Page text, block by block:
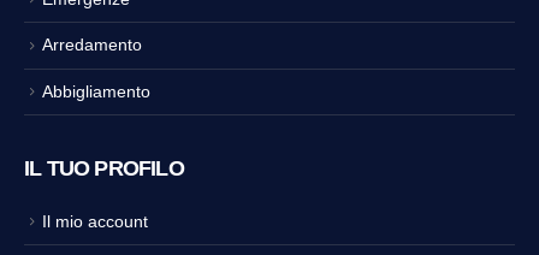
Arredamento
Abbigliamento
IL TUO PROFILO
Il mio account